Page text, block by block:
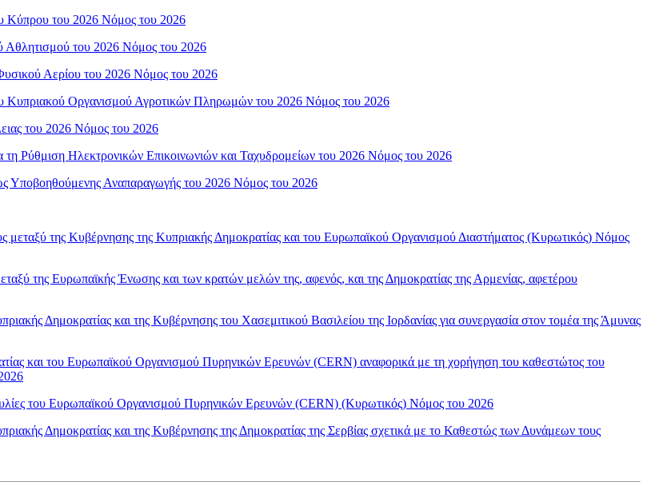
Κύπρου του 2026 Νόμος του 2026
του 2026 Νόμος του 2026
Αερίου του 2026 Νόμος του 2026
Οργανισμού Αγροτικών Πληρωμών του 2026 Νόμος του 2026
του 2026 Νόμος του 2026
Ρύθμιση Ηλεκτρονικών Επικοινωνιών και Ταχυδρομείων του 2026 Νόμος του 2026
Υποβοηθούμενης Αναπαραγωγής του 2026 Νόμος του 2026
της Κυβέρνησης της Κυπριακής Δημοκρατίας και του Ευρωπαϊκού Οργανισμού Διαστήματος (Κυρωτικός) Νόμος
της Ευρωπαϊκής Ένωσης και των κρατών μελών της, αφενός, και της Δημοκρατίας της Αρμενίας, αφετέρου
Δημοκρατίας και της Κυβέρνησης του Χασεμιτικού Βασιλείου της Ιορδανίας για συνεργασία στον τομέα της Άμυνας
και του Ευρωπαϊκού Οργανισμού Πυρηνικών Ερευνών (CERN) αναφορικά με τη χορήγηση του καθεστώτος του
του Ευρωπαϊκού Οργανισμού Πυρηνικών Ερευνών (CERN) (Κυρωτικός) Νόμος του 2026
Δημοκρατίας και της Κυβέρνησης της Δημοκρατίας της Σερβίας σχετικά με το Καθεστώς των Δυνάμεων τους